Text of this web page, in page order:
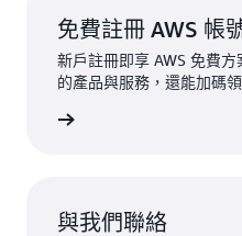
免費註冊 AWS 帳
新戶註冊即享 AWS 免費
的產品與服務，還能加碼
與我們聯絡